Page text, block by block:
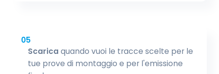
05
Scarica quando vuoi le tracce scelte per le
tue prove di montaggio e per l'emissione